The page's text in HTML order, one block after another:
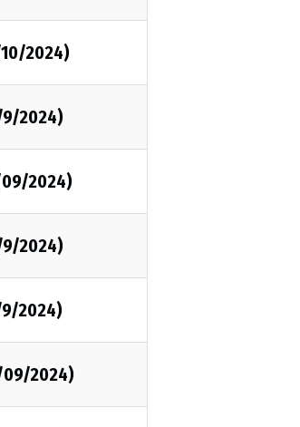
2024)
9/2024)
09/2024)
9/2024)
9/2024)
09/2024)